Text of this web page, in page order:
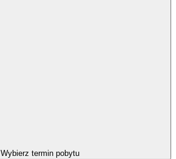
Wybierz termin pobytu